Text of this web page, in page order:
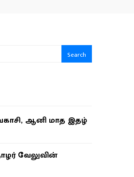
Search
ஆனி மாத இதழ்
வேலுவின்